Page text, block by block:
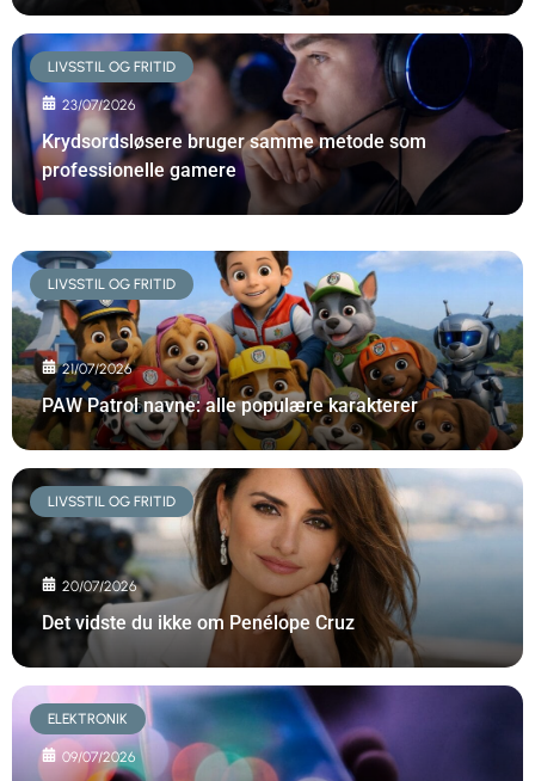
LIVSSTIL OG FRITID
23/07/2026
Krydsordsløsere bruger samme metode som
professionelle gamere
LIVSSTIL OG FRITID
21/07/2026
PAW Patrol navne: alle populære karakterer
LIVSSTIL OG FRITID
20/07/2026
Det vidste du ikke om Penélope Cruz
ELEKTRONIK
09/07/2026